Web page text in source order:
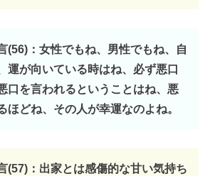
(56)：女性でもね、男性でもね、自
運が向いている時はね、必ず悪口
口を言われるということはね、悪
ほどね、その人が幸運なのよね。
(57)：出家とは感傷的な甘い気持ち